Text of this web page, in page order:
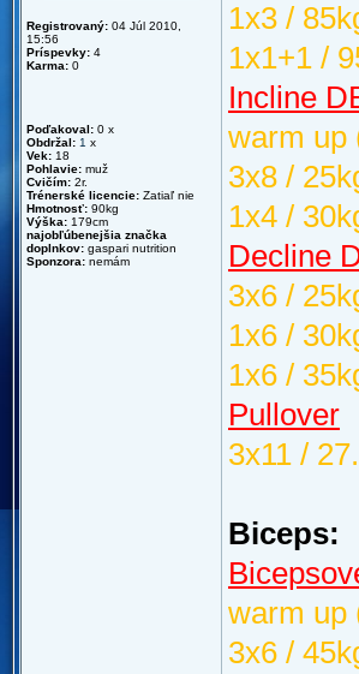
Registrovaný: 04 Júl 2010,
15:56
Príspevky: 4
Karma: 0
Poďakoval: 0 x
Obdržal: 1 x
Vek: 18
Pohlavie: muž
Cvičím: 2r.
Trénerské licencie: Zatiaľ nie
Hmotnosť: 90kg
Výška: 179cm
najobľúbenejšia značka
doplnkov: gaspari nutrition
Sponzora: nemám
1x3 /
1x1+1 /
Incline
warm up
3x8 /
1x4 /
Decline
3x6 /
1x6 /
1x6 /
Pullover
3x11 /
Biceps:
warm up
3x6 /